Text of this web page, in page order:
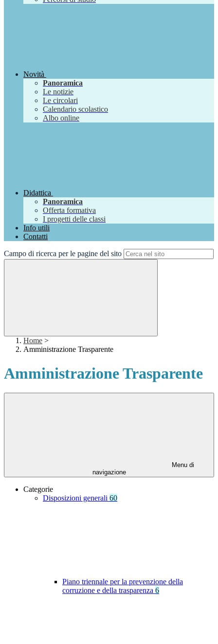
Novità
Panoramica
Le notizie
Le circolari
Calendario scolastico
Albo online
Didattica
Panoramica
Offerta formativa
I progetti delle classi
Info utili
Contatti
Campo di ricerca per le pagine del sito
Home >
Amministrazione Trasparente
Amministrazione Trasparente
Menu di
navigazione
Categorie
Disposizioni generali 60
Piano triennale per la prevenzione della
corruzione e della trasparenza 6